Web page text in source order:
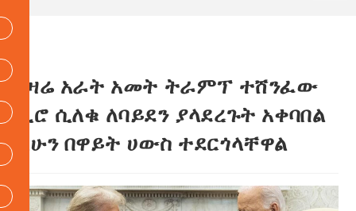
የዛሬ አራት አመት ትራምፕ ተሸንፈው
ቢሮ ሲለቁ ለባይደን ያላደረጉት አቀባበል
አሁን በዋይት ሀውስ ተደርጎላቸዋል